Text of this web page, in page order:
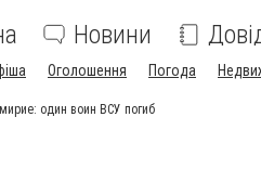
Новини
Оголошення Погода
один воин ВСУ погиб